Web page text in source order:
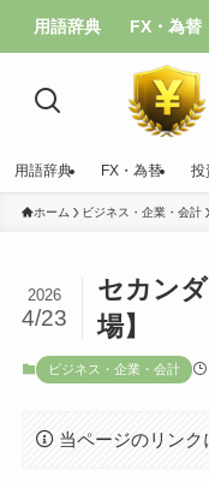
用語辞典 FX・為替
用語辞典 FX・為替 投
ホーム ビジネス・企業・会計
セカン
場】
2026
4/23
ビジネス・企業・会計
当ページのリンク